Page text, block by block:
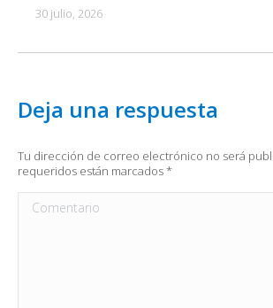
30 julio, 2026
Deja una respuesta
Tu dirección de correo electrónico no será
requeridos están marcados*
Comentario